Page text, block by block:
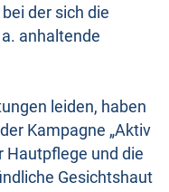
der sich die
anhaltende
leiden, haben
Kampagne „Aktiv
Hautpflege und die
Gesichtshaut